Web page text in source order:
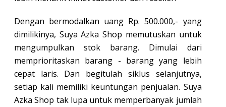
Dengan bermodalkan uang Rp. 500.000,- yang
dimilikinya, Suya Azka Shop memutuskan untuk
mengumpulkan stok barang. Dimulai dari
memprioritaskan barang - barang yang lebih
cepat laris. Dan begitulah siklus selanjutnya,
setiap kali memiliki keuntungan penjualan. Suya
Azka Shop tak lupa untuk memperbanyak jumlah